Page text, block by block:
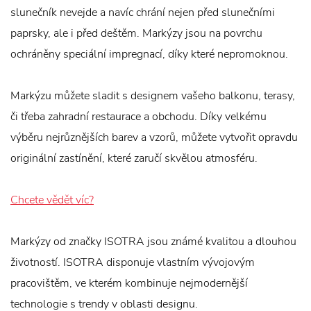
slunečník nevejde a navíc chrání nejen před slunečními
paprsky, ale i před deštěm. Markýzy jsou na povrchu
ochráněny speciální impregnací, díky které nepromoknou.
Markýzu můžete sladit s designem vašeho balkonu, terasy,
či třeba zahradní restaurace a obchodu. Díky velkému
výběru nejrůznějších barev a vzorů, můžete vytvořit opravdu
originální zastínění, které zaručí skvělou atmosféru.
Chcete vědět víc?
Markýzy od značky ISOTRA jsou známé kvalitou a dlouhou
životností. ISOTRA disponuje vlastním vývojovým
pracovištěm, ve kterém kombinuje nejmodernější
technologie s trendy v oblasti designu.